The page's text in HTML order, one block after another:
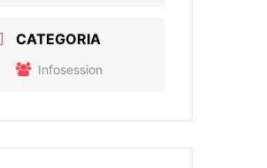
CATEGORIA
Infosession